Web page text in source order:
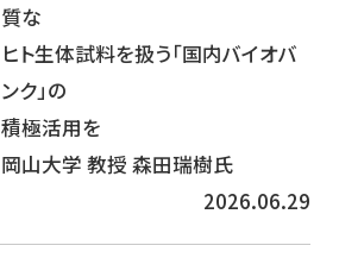
質な
ヒト生体試料を扱う「国内バイオバ
ンク」の
積極活用を
岡山大学 教授 森田瑞樹氏
2026.06.29